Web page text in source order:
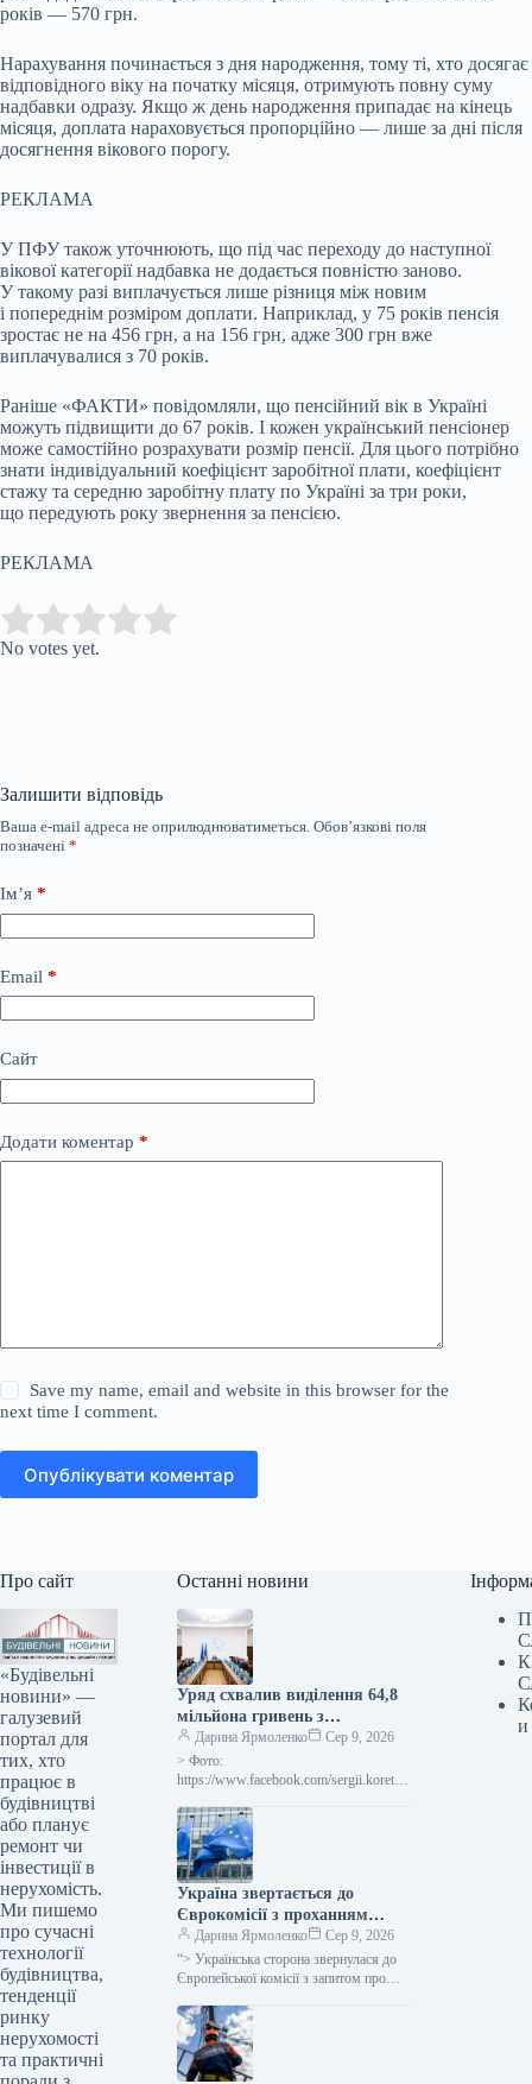
років — 570 грн.
Нарахування починається з дня народження, тому ті, хто досягає
відповідного віку на початку місяця, отримують повну суму
надбавки одразу. Якщо ж день народження припадає на кінець
місяця, доплата нараховується пропорційно — лише за дні після
досягнення вікового порогу.
РЕКЛАМА
У ПФУ також уточнюють, що під час переходу до наступної
вікової категорії надбавка не додається повністю заново.
У такому разі виплачується лише різниця між новим
і попереднім розміром доплати. Наприклад, у 75 років пенсія
зростає не на 456 грн, а на 156 грн, адже 300 грн вже
виплачувалися з 70 років.
Раніше «ФАКТИ» повідомляли, що пенсійний вік в Україні
можуть підвищити до 67 років. І кожен український пенсіонер
може самостійно розрахувати розмір пенсії. Для цього потрібно
знати індивідуальний коефіцієнт заробітної плати, коефіцієнт
стажу та середню заробітну плату по Україні за три роки,
що передують року звернення за пенсією.
РЕКЛАМА
Rate this item:
No votes yet.
Залишити відповідь
Ваша e-mail адреса не оприлюднюватиметься. Обов’язкові поля
позначені *
Ім’я *
Email *
Сайт
Додати коментар *
Save my name, email and website in this browser for the
next time I comment.
Опублікувати коментар
Про сайт
«Будівельні
новини» —
галузевий
портал для
тих, хто
працює в
будівництві
або планує
ремонт чи
інвестиції в
нерухомість.
Ми пишемо
про сучасні
технології
будівництва,
тенденції
ринку
нерухомості
та практичні
Останні новини
Уряд схвалив виділення 64,8
мільйона гривень з
державного бюджету для
відновлювальних робіт та
подолання наслідків війни.
Дарина Ярмоленко
Сер 9, 2026
> Фото:
https://www.facebook.com/sergii.koretsk
виділення коштів, запланованих у
державному бюджеті на 2026 рік для
фінансування регіональної політики,
з…
Україна звертається до
Єврокомісії з проханням
надати 220 мільйонів євро для
допомоги
сільськогосподарським
заблоковані порти.
Дарина Ярмоленко
Сер 9, 2026
“> Українська сторона звернулася до
Європейської комісії з запитом про
безповоротної фінансової допомоги.
Ця…
и